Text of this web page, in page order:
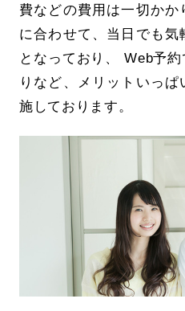
費などの費用は一切か
に合わせて、当日でも気
となっており、 Web予
りなど、メリットいっ
施しております。